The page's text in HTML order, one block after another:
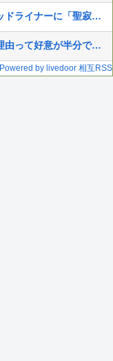
【遊戯王ラッシュデュエル情報】君臨のヘッドライナーに「聖寂の護り手アルテネ」、「聖寂の祈り手」、「アルテネの大聖堂」等が新規収録決定！
【ウマ娘】ルラちがトレーナーと結婚する理由って好意が半分で一生お世話してもらうのが半分なのでは
Powered by livedoor 相互RSS